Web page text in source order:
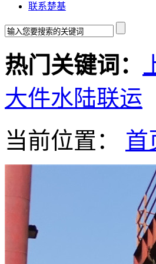
联系楚基
热门关键词：
大件水陆联运
当前位置：
首